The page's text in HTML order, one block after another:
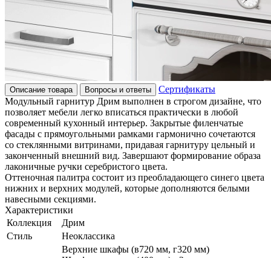
Описание товара Вопросы и ответы
Сертификаты
Модульный гарнитур Дрим выполнен в строгом дизайне, что
позволяет мебели легко вписаться практически в любой
современный кухонный интерьер. Закрытые филенчатые
фасады с прямоугольными рамками гармонично сочетаются
со стеклянными витринами, придавая гарнитуру цельный и
законченный внешний вид. Завершают формирование образа
лаконичные ручки серебристого цвета.
Оттеночная палитра состоит из преобладающего синего цвета
нижних и верхних модулей, которые дополняются белыми
навесными секциями.
Характеристики
Коллекция
Дрим
Стиль
Неоклассика
Верхние шкафы (в720 мм, г320 мм)